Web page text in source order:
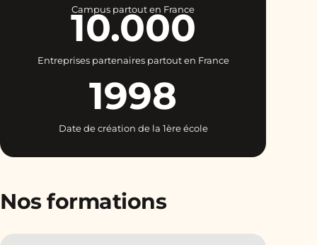
Campus partout en France
10.000
Entreprises partenaires partout en France
1998
Date de création de la 1ère école
Nos formations